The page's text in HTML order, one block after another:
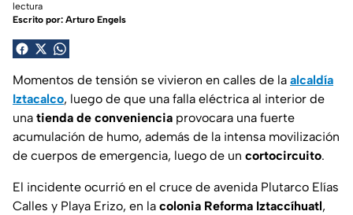
lectura
Escrito por: Arturo Engels
Momentos de tensión se vivieron en calles de la alcaldía
Iztacalco, luego de que una falla eléctrica al interior de
una tienda de conveniencia provocara una fuerte
acumulación de humo, además de la intensa movilización
de cuerpos de emergencia, luego de un cortocircuito.
El incidente ocurrió en el cruce de avenida Plutarco Elías
Calles y Playa Erizo, en la colonia Reforma Iztaccíhuatl,